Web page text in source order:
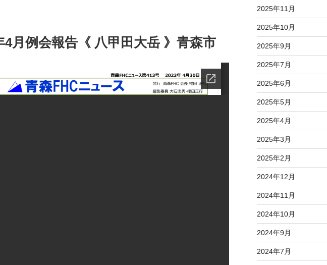
4月例会報告《 八甲田大岳 》青森市
2025年11月
2025年10月
2025年9月
2025年7月
2025年6月
2025年5月
2025年4月
2025年3月
2025年2月
2024年12月
2024年11月
2024年10月
2024年9月
2024年7月